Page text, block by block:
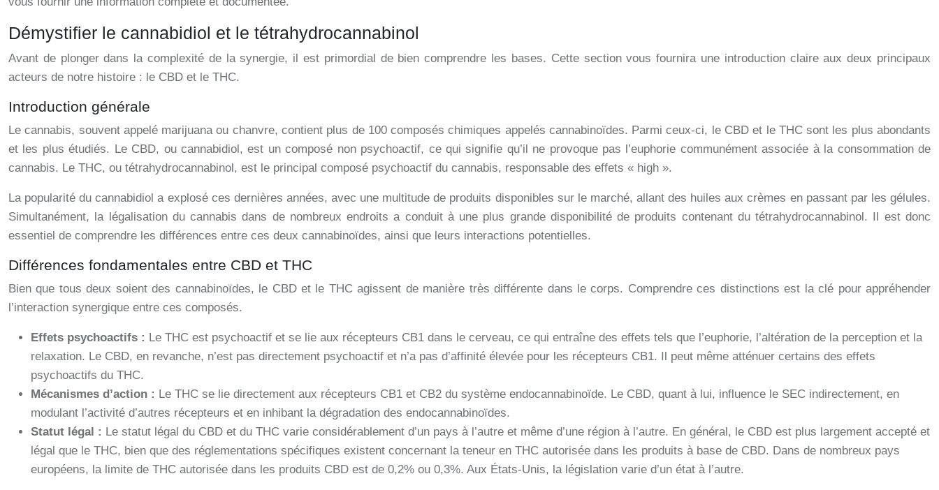
Démystifier le cannabidiol et le tétrahydrocannabinol
Avant de plonger dans la complexité de la synergie, il est primordial de bien comprendre les bases. Cette section vous fournira une introduction claire aux deux principaux
acteurs de notre histoire : le CBD et le THC.
Introduction générale
Le cannabis, souvent appelé marijuana ou chanvre, contient plus de 100 composés chimiques appelés cannabinoïdes. Parmi ceux-ci, le CBD et le THC sont les plus abondants
et les plus étudiés. Le CBD, ou cannabidiol, est un composé non psychoactif, ce qui signifie qu’il ne provoque pas l’euphorie communément associée à la consommation de
cannabis. Le THC, ou tétrahydrocannabinol, est le principal composé psychoactif du cannabis, responsable des effets « high ».
La popularité du cannabidiol a explosé ces dernières années, avec une multitude de produits disponibles sur le marché, allant des huiles aux crèmes en passant par les gélules.
Simultanément, la légalisation du cannabis dans de nombreux endroits a conduit à une plus grande disponibilité de produits contenant du tétrahydrocannabinol. Il est donc
essentiel de comprendre les différences entre ces deux cannabinoïdes, ainsi que leurs interactions potentielles.
Différences fondamentales entre CBD et THC
Bien que tous deux soient des cannabinoïdes, le CBD et le THC agissent de manière très différente dans le corps. Comprendre ces distinctions est la clé pour appréhender
l’interaction synergique entre ces composés.
Effets psychoactifs : Le THC est psychoactif et se lie aux récepteurs CB1 dans le cerveau, ce qui entraîne des effets tels que l’euphorie, l’altération de la perception et la
relaxation. Le CBD, en revanche, n’est pas directement psychoactif et n’a pas d’affinité élevée pour les récepteurs CB1. Il peut même atténuer certains des effets
psychoactifs du THC.
Mécanismes d’action : Le THC se lie directement aux récepteurs CB1 et CB2 du système endocannabinoïde. Le CBD, quant à lui, influence le SEC indirectement, en
modulant l’activité d’autres récepteurs et en inhibant la dégradation des endocannabinoïdes.
Statut légal : Le statut légal du CBD et du THC varie considérablement d’un pays à l’autre et même d’une région à l’autre. En général, le CBD est plus largement accepté et
légal que le THC, bien que des réglementations spécifiques existent concernant la teneur en THC autorisée dans les produits à base de CBD. Dans de nombreux pays
européens, la limite de THC autorisée dans les produits CBD est de 0,2% ou 0,3%. Aux États-Unis, la législation varie d’un état à l’autre.